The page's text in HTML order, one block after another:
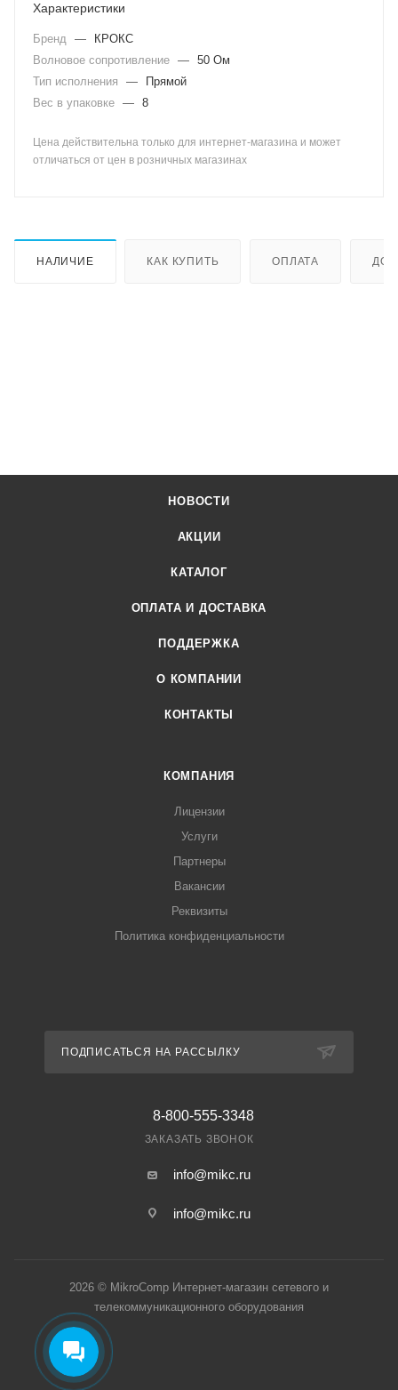
Характеристики
Бренд —
КРОКС
Волновое сопротивление — 50 Ом
Тип исполнения
—
Прямой
Вес в упаковке — 8
Цена действительна только для интернет-магазина и может
отличаться от цен в розничных магазинах
НАЛИЧИЕ КАК КУПИТЬ ОПЛАТА
НОВОСТИ
АКЦИИ
КАТАЛОГ
ОПЛАТА И ДОСТАВКА
ПОДДЕРЖКА
О КОМПАНИИ
КОНТАКТЫ
КОМПАНИЯ
Лицензии
Услуги
Партнеры
Вакансии
Реквизиты
Политика конфиденциальности
ПОДПИСАТЬСЯ НА РАССЫЛКУ
8-800-555-3348
ЗАКАЗАТЬ ЗВОНОК
info@mikc.ru
info@mikc.ru
2026 © MikroComp Интернет-магазин сетевого и
телекоммуникационного оборудования